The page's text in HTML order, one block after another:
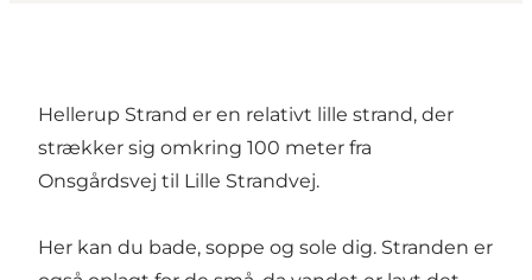
Hellerup Strand er en relativt lille strand, der
strækker sig omkring 100 meter fra
Onsgårdsvej til Lille Strandvej.
Her kan du bade, soppe og sole dig. Stranden er